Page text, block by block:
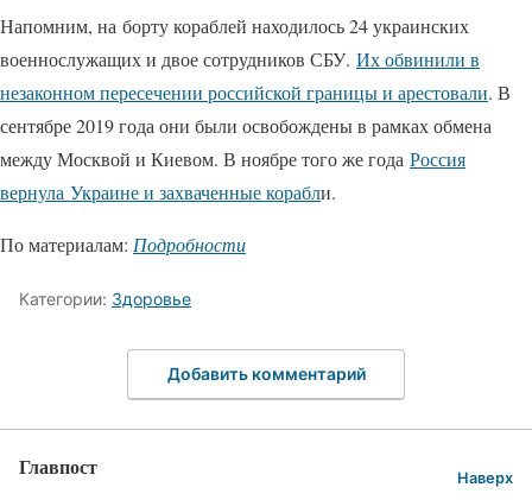
Напомним, на борту кораблей находилось 24 украинских
военнослужащих и двое сотрудников СБУ. Их обвинили в
незаконном пересечении российской границы и арестовали. В
сентябре 2019 года они были освобождены в рамках обмена
между Москвой и Киевом. В ноябре того же года Россия
вернула Украине и захваченные корабли.
По материалам: Подробности
Категории: Здоровье
Добавить комментарий
Главпост Наверх